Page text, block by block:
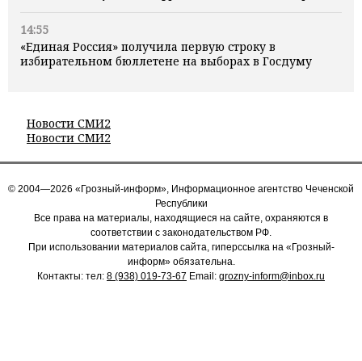
14:55
«Единая Россия» получила первую строку в
избирательном бюллетене на выборах в Госдуму
Новости СМИ2
Новости СМИ2
© 2004—2026 «Грозный-информ», Информационное агентство Чеченской
Республики
Все права на материалы, находящиеся на сайте, охраняются в
соответствии с законодательством РФ.
При использовании материалов сайта, гиперссылка на «Грозный-
информ» обязательна.
Контакты: тел: 8 (938) 019-73-67 Email: grozny-inform@inbox.ru